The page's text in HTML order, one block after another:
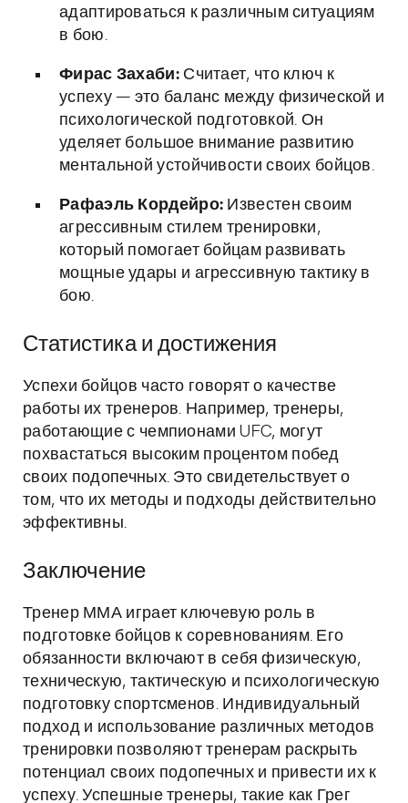
адаптироваться к различным ситуациям
в бою.
Фирас Захаби:Считает, что ключ к
успеху — это баланс между физической и
психологической подготовкой. Он
уделяет большое внимание развитию
ментальной устойчивости своих бойцов.
Рафаэль Кордейро: Известен своим
агрессивным стилем тренировки,
который помогает бойцам развивать
мощные удары и агрессивную тактику в
бою.
Статистика и достижения
Успехи бойцов часто говорят о качестве
работы их тренеров. Например, тренеры,
работающие с чемпионами UFC, могут
похвастаться высоким процентом побед
своих подопечных. Это свидетельствует о
том, что их методы и подходы действительно
эффективны.
Заключение
Тренер ММА играет ключевую роль в
подготовке бойцов к соревнованиям. Его
обязанности включают в себя физическую,
техническую, тактическую и психологическую
подготовку спортсменов. Индивидуальный
подход и использование различных методов
тренировки позволяют тренерам раскрыть
потенциал своих подопечных и привести их к
успеху. Успешные тренеры, такие как Грег